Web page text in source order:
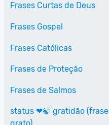
Frases Curtas de Deus
Frases Gospel
Frases Católicas
Frases de Proteção
Frases de Salmos
status ❤🍃 gratidão